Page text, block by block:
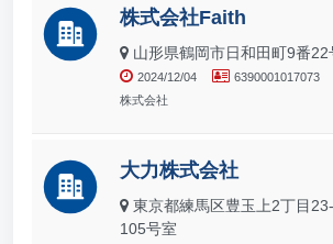
株式会社Faith
山形県鶴岡市日和田町9番22
2024/12/04 6390001017073
株式会社
大力株式会社
東京都練馬区豊玉上2丁目
105号室